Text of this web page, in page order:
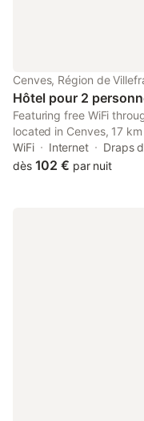
Cenves, Région de
Hôtel pour 2
Featuring free WiFi
located in Cenves, 17
17 km from Touroparc
WiFi Internet
Draps
dès 102 € par nuit